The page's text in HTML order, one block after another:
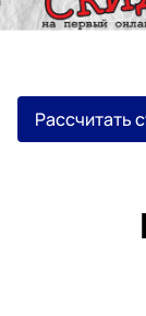
Рассчитать